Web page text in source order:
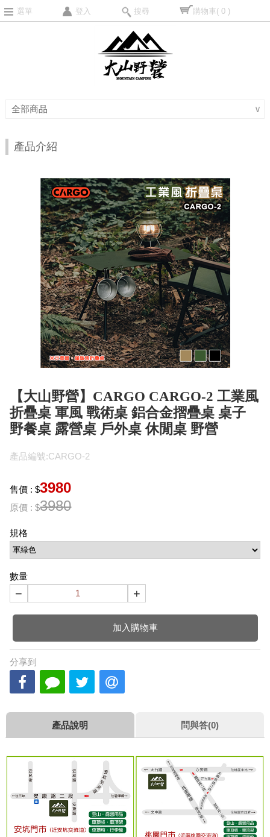
選單 登入 搜尋 購物車( 0 )
全部商品 ∨
產品介紹
【大山野營】CARGO CARGO-2 工業風
折疊桌 軍風 戰術桌 鋁合金摺疊桌 桌子
野餐桌 露營桌 戶外桌 休閒桌 野營
產品編號:CARGO-2
售價 : $3980
原價 : $3980
規格
數量
− +
加入購物車
分享到
產品說明 問與答(0)